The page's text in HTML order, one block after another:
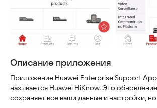
Описание приложения
Приложение Huawei Enterprise Support
называется Huawei HiKnow. Это
сохраняет все ваши данные и настройки,